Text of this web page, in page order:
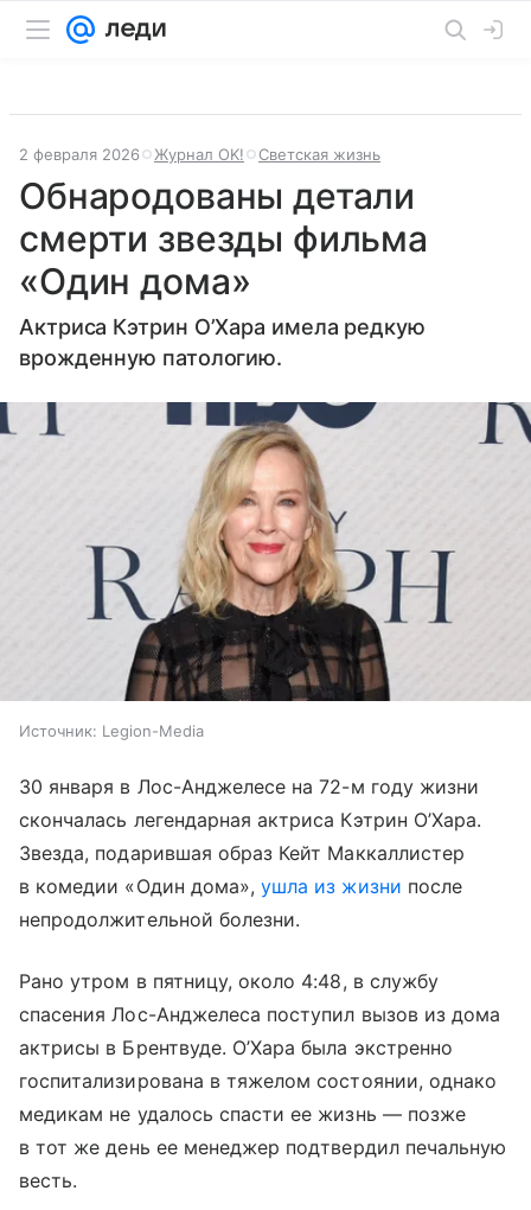
2 февраля 2026 Журнал OK! Светская жизнь
Обнародованы детали
смерти звезды фильма
«Один дома»
Актриса Кэтрин О’Хара имела редкую
врожденную патологию.
Источник: Legion-Media
30 января в Лос-Анджелесе на 72-м году жизни
скончалась легендарная актриса Кэтрин О’Хара.
Звезда, подарившая образ Кейт Маккаллистер
в комедии «Один дома»,ушла из жизни после
непродолжительной болезни.
Рано утром в пятницу, около 4:48, в службу
спасения Лос-Анджелеса поступил вызов из дома
актрисы в Брентвуде. О’Хара была экстренно
госпитализирована в тяжелом состоянии, однако
медикам не удалось спасти ее жизнь — позже
в тот же день ее менеджер подтвердил печальную
весть.